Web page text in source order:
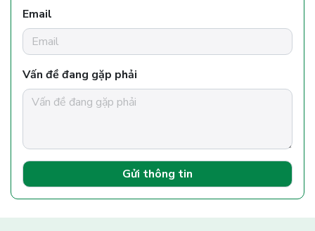
Email
Vấn đề đang gặp phải
Gửi thông tin